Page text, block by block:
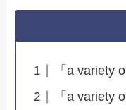
「a variety
「a variety